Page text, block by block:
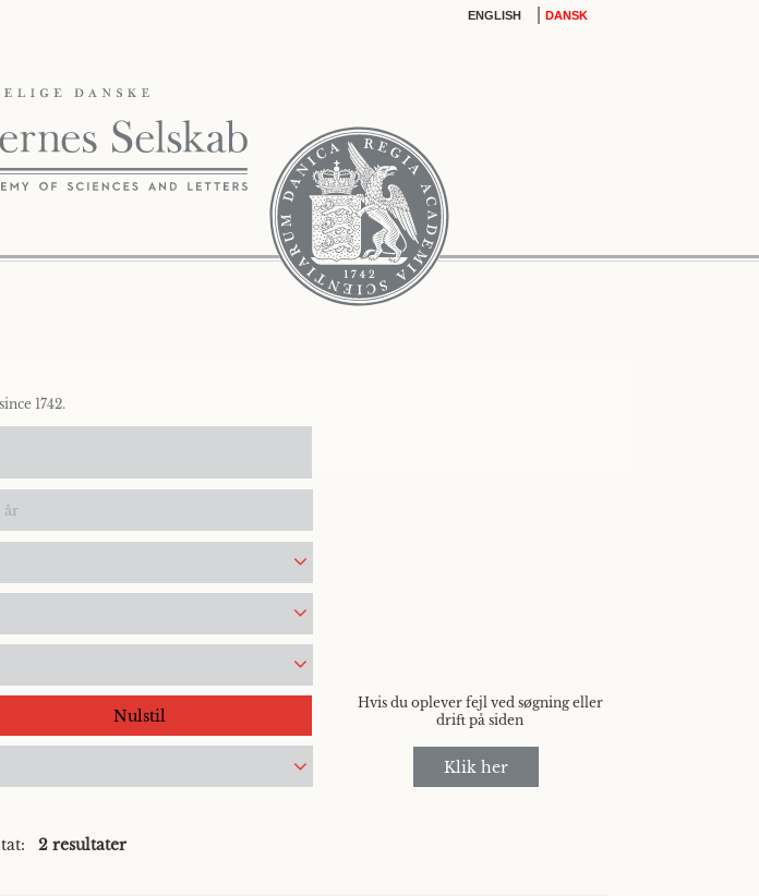
ENGLISH DANSK
1742.
Nulstil
Hvis du oplever fejl ved søgning eller
drift på siden
Klik her
2 resultater